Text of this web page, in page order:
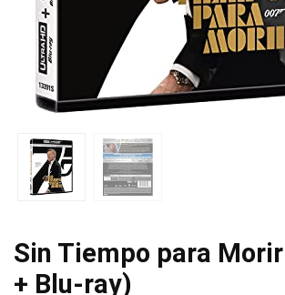
Sin Tiempo para
+ Blu-ray)